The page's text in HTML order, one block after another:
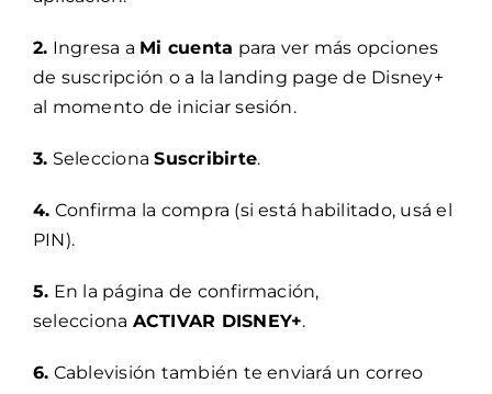
2. Ingresa a Mi cuenta para ver más opciones
de suscripción o a la landing page de Disney+
al momento de iniciar sesión.
3. SeleccionaSuscribirte.
4. Confirma la compra (si está habilitado, usá el
PIN).
5. En la página de confirmación,
selecciona ACTIVAR DISNEY+.
6. Cablevisión también te enviará un correo